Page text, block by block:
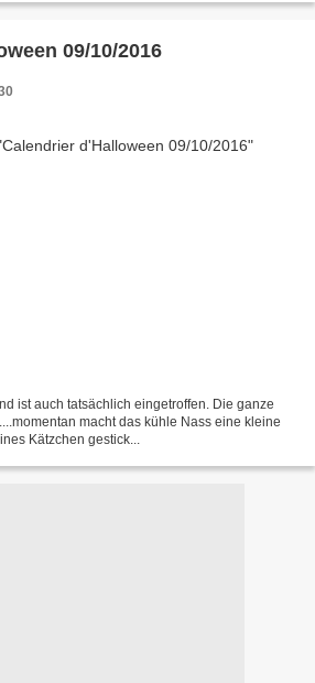
09/10/2016
ist auch tatsächlich eingetroffen. Die ganze
macht das kühle Nass eine kleine
Kätzchen gestick...